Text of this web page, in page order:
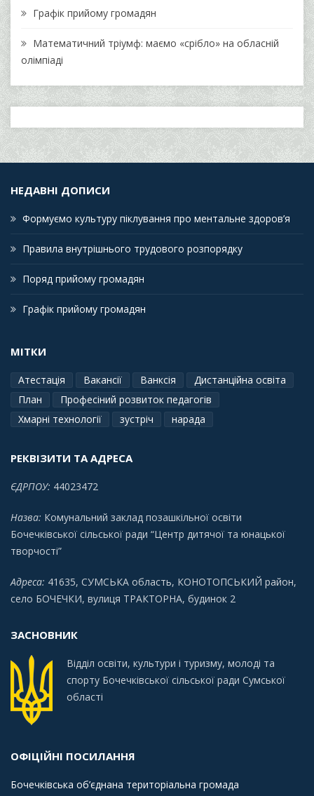
Графік прийому громадян
Математичний тріумф: маємо «срібло» на обласній
олімпіаді
НЕДАВНІ ДОПИСИ
Формуємо культуру піклування про ментальне здоров’я
Правила внутрішнього трудового розпорядку
Поряд прийому громадян
Графік прийому громадян
МІТКИ
Атестація Вакансії Ванксія
Дистанційна освіта
План
Професіний розвиток педагогів
Хмарні технології
зустріч нарада
РЕКВІЗИТИ ТА АДРЕСА
ЄДРПОУ: 44023472
Назва: Комунальний заклад позашкільної освіти
Бочечківської сільської ради “Центр дитячої та юнацької
творчості”
Адреса: 41635, СУМСЬКА область, КОНОТОПСЬКИЙ район,
село БОЧЕЧКИ, вулиця ТРАКТОРНА, будинок 2
ЗАСНОВНИК
Відділ освіти, культури і туризму, молоді та
спорту Бочечківської сільської ради Сумської
області
ОФІЦІЙНІ ПОСИЛАННЯ
Бочечківська об’єднана територіальна громада